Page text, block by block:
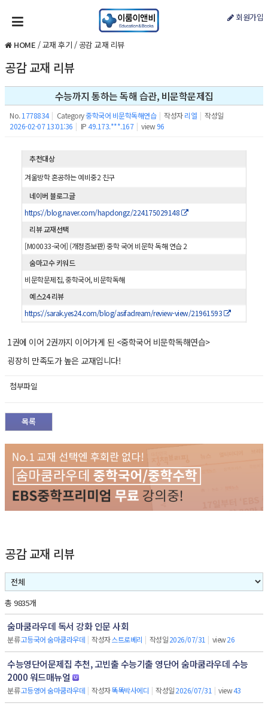
회원가입
HOME /교재 후기 /공감 교재 리뷰
공감 교재 리뷰
수능까지 통하는 독해 습관, 비문학문제집
No. 1778834 | Category중학국어 비문학독해연습 | 작성자 리엘 | 작성일
2026-02-07 13:01:36 | IP49.173.***.167 | view 96
추천대상
겨울방학 혼공하는 예비중2 친구
네이버 블로그글
https://blog.naver.com/hapdongz/224175029148
리뷰 교재선택
[M00033-국어] (개정증보판) 중학 국어 비문학 독해 연습 2
숨마고수 키워드
비문학문제집, 중학국어, 비문학독해
예스24 리뷰
https://sarak.yes24.com/blog/asifadream/review-view/21961593
1권에 이어 2권까지 이어가게 된 <중학국어 비문학독해연습>
굉장히 만족도가 높은 교재입니다!
첨부파일
목록
공감 교재 리뷰
총 9835개
숨마쿰라우데 독서 강화 인문 사회
분류고등국어 숨마쿰라우데 | 작성자스트로베리 | 작성일2026/07/31 | view26
수능영단어문제집 추천, 고빈출 수능기출 영단어 숨마쿰라우데 수능
2000 워드매뉴얼
분류고등영어 숨마쿰라우데 | 작성자똑똑박사에디 | 작성일2026/07/31 | view43